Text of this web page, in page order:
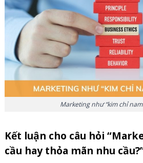
Marketing như “kim chỉ
Kết luận cho câu hỏi
cầu hay thỏa mãn nhu